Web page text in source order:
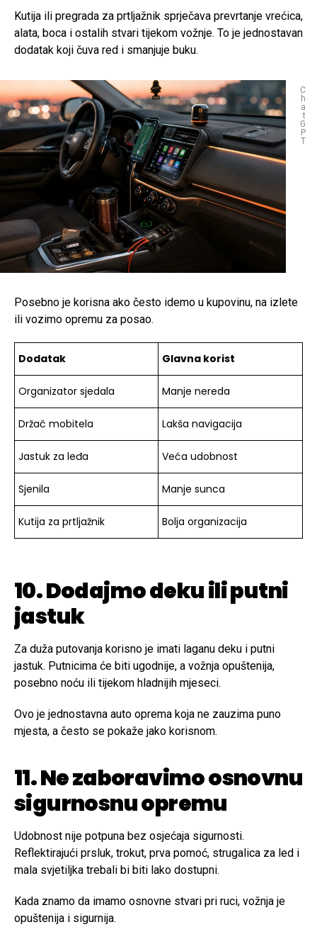
Kutija ili pregrada za prtljažnik sprječava prevrtanje vrećica,
alata, boca i ostalih stvari tijekom vožnje. To je jednostavan
dodatak koji čuva red i smanjuje buku.
C
h
a
t
G
P
T
Posebno je korisna ako često idemo u kupovinu, na izlete
ili vozimo opremu za posao.
Dodatak Glavna korist
Organizator sjedala Manje nereda
Držač mobitela Lakša navigacija
Jastuk za leđa Veća udobnost
Sjenila Manje sunca
Kutija za prtljažnik Bolja organizacija
10. Dodajmo deku ili putni
jastuk
Za duža putovanja korisno je imati laganu deku i putni
jastuk. Putnicima će biti ugodnije, a vožnja opuštenija,
posebno noću ili tijekom hladnijih mjeseci.
Ovo je jednostavna auto oprema koja ne zauzima puno
mjesta, a često se pokaže jako korisnom.
11. Ne zaboravimo osnovnu
sigurnosnu opremu
Udobnost nije potpuna bez osjećaja sigurnosti.
Reflektirajući prsluk, trokut, prva pomoć, strugalica za led i
mala svjetiljka trebali bi biti lako dostupni.
Kada znamo da imamo osnovne stvari pri ruci, vožnja je
opuštenija i sigurnija.